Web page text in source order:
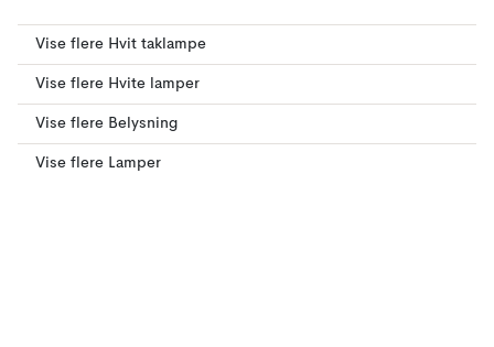
Vise flere Hvit taklampe
Vise flere Hvite lamper
Vise flere Belysning
Vise flere Lamper